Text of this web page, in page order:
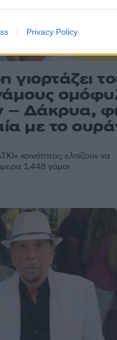
Privacy Policy
γιορτάζει
– Δάκρυα,
με το
κοινότητας ελπίζουν να
1.448 γάμοι